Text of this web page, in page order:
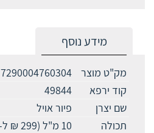
מידע נוסף
מק"ט מוצר
7290004760304
קוד ירפא
49844
שם יצרן
פיור אויל
תכולה
10 מ"ל (299 ₪ ל-100 מ"ל)